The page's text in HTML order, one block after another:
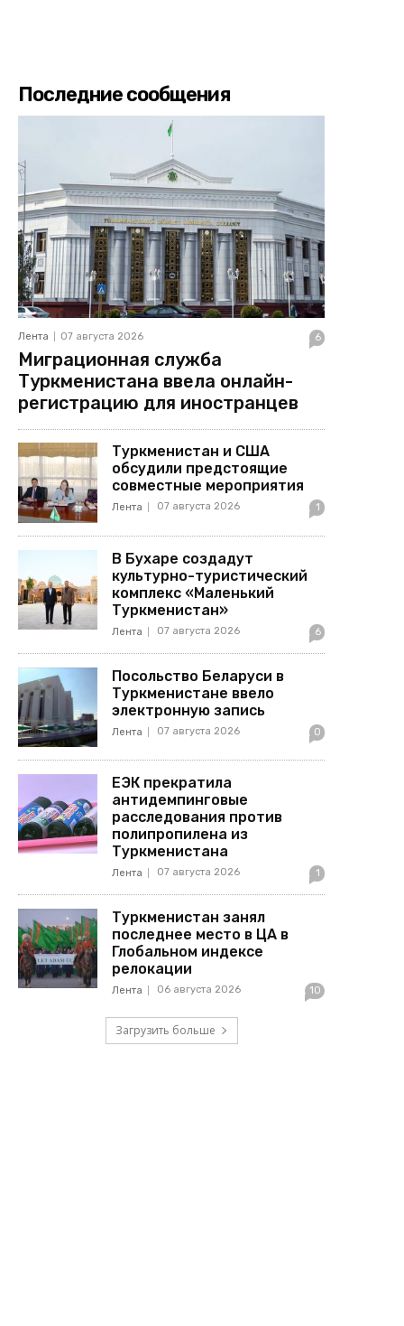
Последние сообщения
Лента 07 августа 2026 6
Миграционная служба
Туркменистана ввела онлайн-
регистрацию для иностранцев
Туркменистан и США
обсудили предстоящие
совместные мероприятия
Лента 07 августа 2026 1
В Бухаре создадут
культурно-туристический
комплекс «Маленький
Туркменистан»
Лента 07 августа 2026 6
Посольство Беларуси в
Туркменистане ввело
электронную запись
Лента 07 августа 2026 0
ЕЭК прекратила
антидемпинговые
расследования против
полипропилена из
Туркменистана
Лента 07 августа 2026 1
Туркменистан занял
последнее место в ЦА в
Глобальном индексе
релокации
Лента 06 августа 2026 10
Загрузить больше